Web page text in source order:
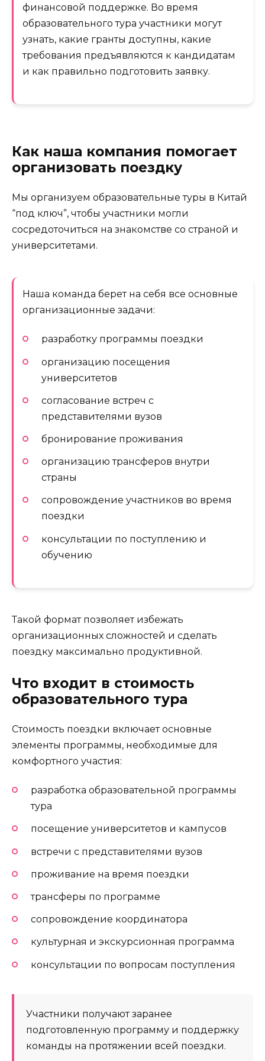
финансовой поддержке. Во время
образовательного тура участники могут
узнать, какие гранты доступны, какие
требования предъявляются к кандидатам
и как правильно подготовить заявку.
Как наша компания помогает
организовать поездку
Мы организуем образовательные туры в Китай
“под ключ”, чтобы участники могли
сосредоточиться на знакомстве со страной и
университетами.
Наша команда берет на себя все основные
организационные задачи:
разработку программы поездки
организацию посещения
университетов
согласование встреч с
представителями вузов
бронирование проживания
организацию трансферов внутри
страны
сопровождение участников во время
поездки
консультации по поступлению и
обучению
Такой формат позволяет избежать
организационных сложностей и сделать
поездку максимально продуктивной.
Что входит в стоимость
образовательного тура
Стоимость поездки включает основные
элементы программы, необходимые для
комфортного участия:
разработка образовательной программы
тура
посещение университетов и кампусов
встречи с представителями вузов
проживание на время поездки
трансферы по программе
сопровождение координатора
культурная и экскурсионная программа
консультации по вопросам поступления
Участники получают заранее
подготовленную программу и поддержку
команды на протяжении всей поездки.